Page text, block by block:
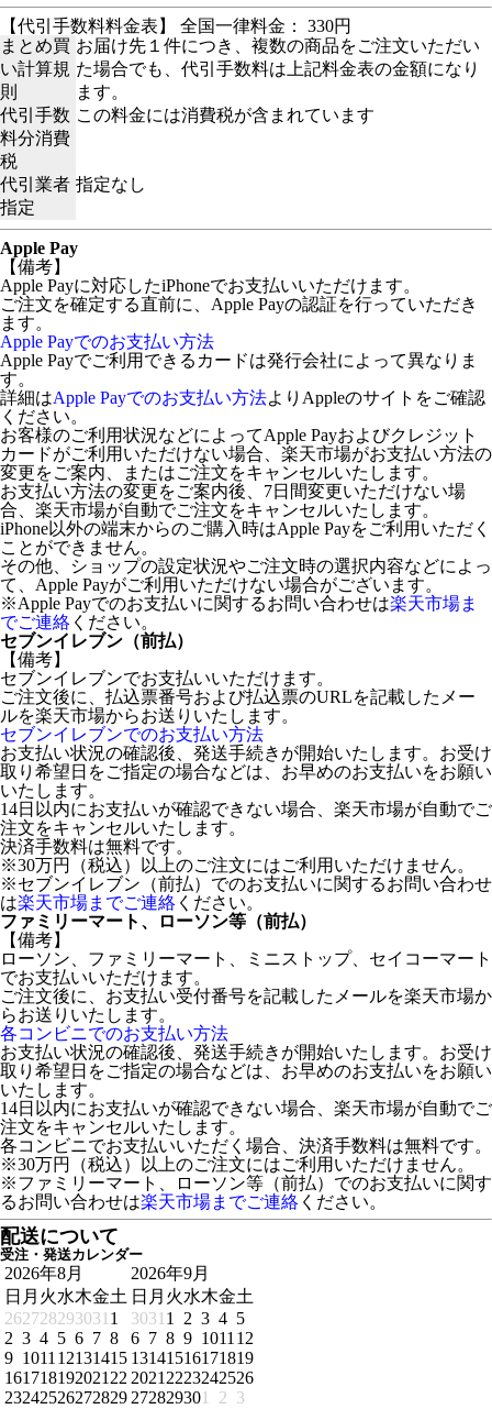
【代引手数料料金表】 全国一律料金： 330円
まとめ買
い計算規
則
お届け先１件につき、複数の商品をご注文いただい
た場合でも、代引手数料は上記料金表の金額になり
ます。
代引手数
料分消費
税
この料金には消費税が含まれています
代引業者
指定
指定なし
Apple Pay
【備考】
Apple Payに対応したiPhoneでお支払いいただけます。
ご注文を確定する直前に、Apple Payの認証を行っていただき
ます。
Apple Payでのお支払い方法
Apple Payでご利用できるカードは発行会社によって異なりま
す。
詳細はApple Payでのお支払い方法よりAppleのサイトをご確認
ください。
お客様のご利用状況などによってApple Payおよびクレジット
カードがご利用いただけない場合、楽天市場がお支払い方法の
変更をご案内、またはご注文をキャンセルいたします。
お支払い方法の変更をご案内後、7日間変更いただけない場
合、楽天市場が自動でご注文をキャンセルいたします。
iPhone以外の端末からのご購入時はApple Payをご利用いただく
ことができません。
その他、ショップの設定状況やご注文時の選択内容などによっ
て、Apple Payがご利用いただけない場合がございます。
※Apple Payでのお支払いに関するお問い合わせは楽天市場ま
でご連絡 ください。
セブンイレブン（前払）
【備考】
セブンイレブンでお支払いいただけます。
ご注文後に、払込票番号および払込票のURLを記載したメー
ルを楽天市場からお送りいたします。
セブンイレブンでのお支払い方法
お支払い状況の確認後、発送手続きが開始いたします。お受け
取り希望日をご指定の場合などは、お早めのお支払いをお願い
いたします。
14日以内にお支払いが確認できない場合、楽天市場が自動でご
注文をキャンセルいたします。
決済手数料は無料です。
※30万円（税込）以上のご注文にはご利用いただけません。
※セブンイレブン（前払）でのお支払いに関するお問い合わせ
は楽天市場までご連絡 ください。
ファミリーマート、ローソン等（前払）
【備考】
ローソン、ファミリーマート、ミニストップ、セイコーマート
でお支払いいただけます。
ご注文後に、お支払い受付番号を記載したメールを楽天市場か
らお送りいたします。
各コンビニでのお支払い方法
お支払い状況の確認後、発送手続きが開始いたします。お受け
取り希望日をご指定の場合などは、お早めのお支払いをお願い
いたします。
14日以内にお支払いが確認できない場合、楽天市場が自動でご
注文をキャンセルいたします。
各コンビニでお支払いいただく場合、決済手数料は無料です。
※30万円（税込）以上のご注文にはご利用いただけません。
※ファミリーマート、ローソン等（前払）でのお支払いに関す
るお問い合わせは楽天市場までご連絡 ください。
配送について
受注・発送カレンダー
2026年8月
日 月 火水木金土
262728293031 1
2 3 4 5 6 7 8
9 1011 12131415
161718192021 22
23242526272829
2026年9月
日 月 火水木金土
3031 1 2 3 4 5
6 7 8 9 1011 12
13141516171819
2021 2223242526
272829301 2 3